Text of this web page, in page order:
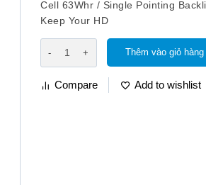
Cell 63Whr / Single Pointing
Keep Your HD
Thêm vào giỏ hàng
Compare Add to wishlist